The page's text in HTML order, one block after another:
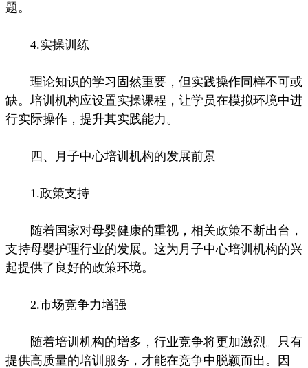
题。
4.实操训练
理论知识的学习固然重要，但实践操作同样不可或
缺。培训机构应设置实操课程，让学员在模拟环境中进
行实际操作，提升其实践能力。
四、月子中心培训机构的发展前景
1.政策支持
随着国家对母婴健康的重视，相关政策不断出台，
支持母婴护理行业的发展。这为月子中心培训机构的兴
起提供了良好的政策环境。
2.市场竞争力增强
随着培训机构的增多，行业竞争将更加激烈。只有
提供高质量的培训服务，才能在竞争中脱颖而出。因